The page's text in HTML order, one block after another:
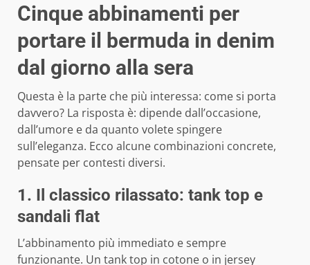
Cinque abbinamenti per
portare il bermuda in denim
dal giorno alla sera
Questa è la parte che più interessa: come si porta
davvero? La risposta è: dipende dall’occasione,
dall’umore e da quanto volete spingere
sull’eleganza. Ecco alcune combinazioni concrete,
pensate per contesti diversi.
1. Il classico rilassato: tank top e
sandali flat
L’abbinamento più immediato e sempre
funzionante. Un tank top in cotone o in jersey